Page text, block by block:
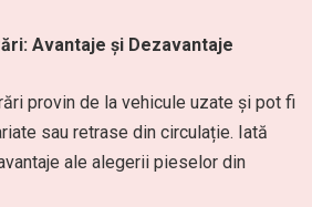
Avantaje și Dezavantaje
provin de la vehicule uzate și pot fi
sau retrase din circulație. Iată
ale alegerii pieselor din